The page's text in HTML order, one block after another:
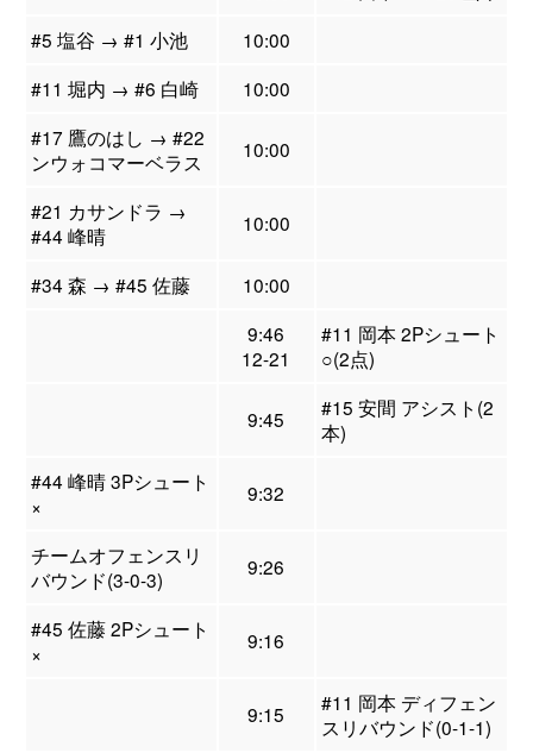
#5 塩谷 → #1 小池
10:00
#11 堀内 → #6 白崎
10:00
#17 鷹のはし → #22
ンウォコマーベラス
10:00
#21 カサンドラ →
#44 峰晴
10:00
#34 森 → #45 佐藤
10:00
9:46
12-21
#11 岡本 2Pシュート
○(2点)
9:45
#15 安間 アシスト(2
本)
#44 峰晴 3Pシュート
×
9:32
チームオフェンスリ
バウンド(3-0-3)
9:26
#45 佐藤 2Pシュート
×
9:16
9:15
#11 岡本 ディフェン
スリバウンド(0-1-1)